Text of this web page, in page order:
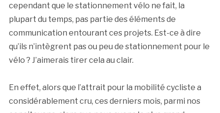
cependant que le stationnement vélo ne fait, la
plupart du temps, pas partie des éléments de
communication entourant ces projets. Est-ce à dire
qu’ils n’intègrent pas ou peu de stationnement pour le
vélo ? J’aimerais tirer cela au clair.
En effet, alors que l’attrait pour la mobilité cycliste a
considérablement cru, ces derniers mois, parmi nos